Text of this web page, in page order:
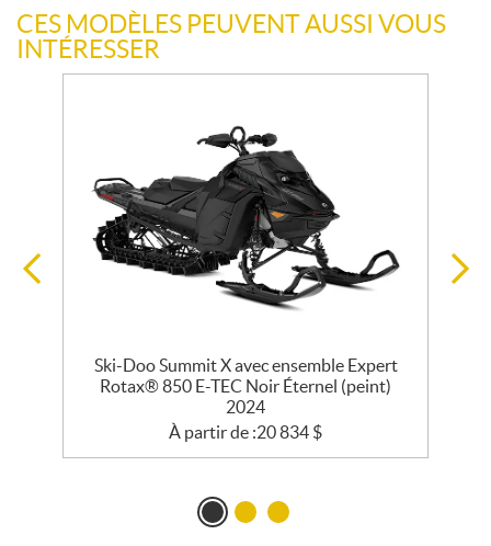
CES MODÈLES PEUVENT AUSSI VOUS
INTÉRESSER
Ski-Doo Summit X avec ensemble Expert
Rotax® 850 E-TEC Noir Éternel (peint)
2024
À partir de :20 834 $